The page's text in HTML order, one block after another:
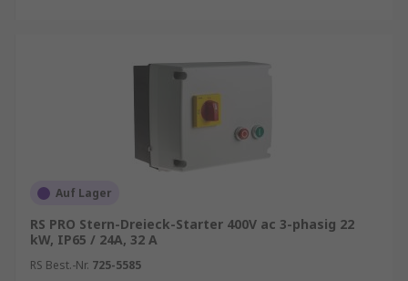
Auf Lager
RS PRO Stern-Dreieck-Starter 400V ac 3-phasig 22
kW, IP65 / 24A, 32 A
RS Best.-Nr. 725-5585